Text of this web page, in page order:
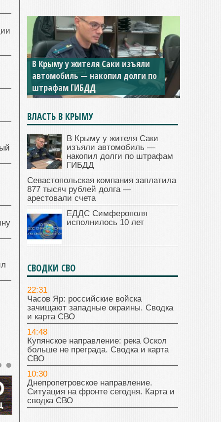
В Крыму у жителя Саки изъяли
автомобиль — накопил долги по
штрафам ГИБДД
ВЛАСТЬ В КРЫМУ
В Крыму у жителя Саки
изъяли автомобиль —
накопил долги по штрафам
ГИБДД
Севастопольская компания заплатила
877 тысяч рублей долга —
арестовали счета
ЕДДС Симферополя
исполнилось 10 лет
СВОДКИ СВО
22:31
Часов Яр: российские войска
зачищают западные окраины. Сводка
и карта СВО
14:48
Купянское направление: река Оскол
больше не преграда. Сводка и карта
СВО
10:30
Днепропетровское направление.
Ситуация на фронте сегодня. Карта и
сводка СВО